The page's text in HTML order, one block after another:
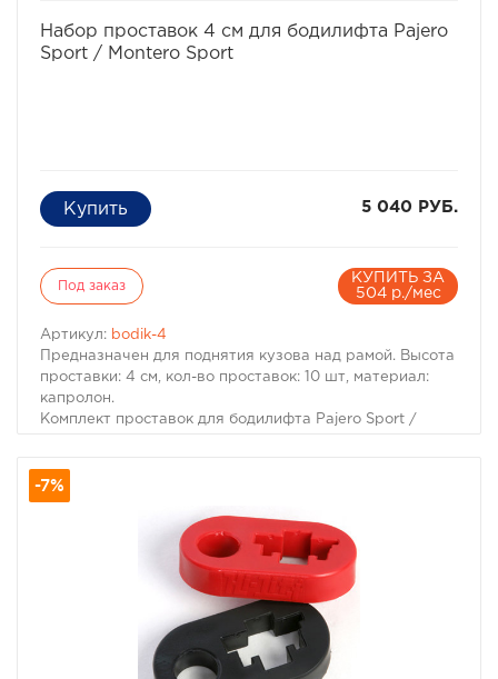
Набор проставок 4 см для бодилифта Pajero
Sport / Montero Sport
5 040 РУБ.
Под заказ
КУПИТЬ ЗА
504 р./мес
Артикул: bodik-4
Предназначен для поднятия кузова над рамой. Высота
проставки: 4 см, кол-во проставок: 10 шт, материал:
капролон.
Комплект проставок для бодилифта Pajero Sport /
возможности установки больших колес, что особенно
важно в условиях офф-роуд.
В комплект проставок для бодилифта Pajero Sport /
Montero Sport входят сами проставки, а также болты,
гайки и шайбы для крепления.
Характеристики Комплекта проставок для бодилифта
Pajero Sport / Montero Sport:
· Высота проставки: 4 см
· Кол-во проставок: 10 шт
· Материал: капролон
-7%